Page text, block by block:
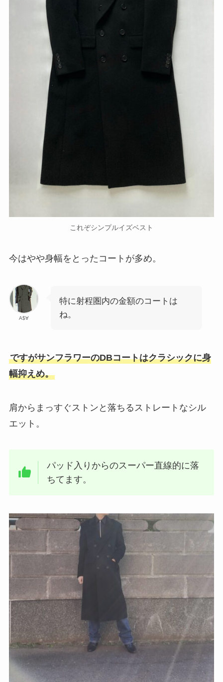
これぞシンプルイズベスト
今はやや身幅をとったコートが多め。
A$∀
特に射程圏内の金額のコートは
ね。
ですがサンフラワーのDBコートはクラシックに身
幅抑えめ。
肩からまっすぐストンと落ちるストレートなシル
エット。
パッド入りからのスーパー直線的に落
ちてます。